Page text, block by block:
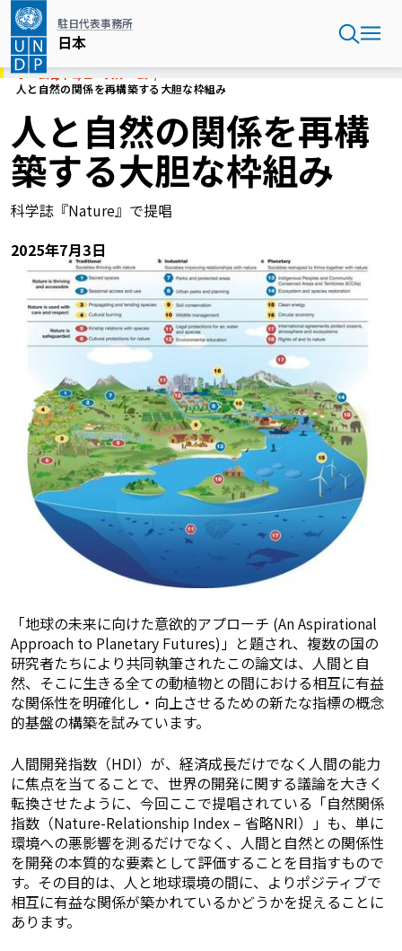
ン
コ
ツ
に
移
動
駐日代表事務所
日本
ホーム
人と自然の関係を再構築する大胆な枠組み
人と自然の関係を再構
築する大胆な枠組み
科学誌『Nature』で提唱
2025年7月3日
「地球の未来に向けた意欲的アプローチ (An Aspirational
Approach to Planetary Futures)」と題され、複数の国の
研究者たちにより共同執筆されたこの論文は、人間と自
然、そこに生きる全ての動植物との間における相互に有益
な関係性を明確化し・向上させるための新たな指標の概念
的基盤の構築を試みています。
人間開発指数（HDI）が、経済成長だけでなく人間の能力
に焦点を当てることで、世界の開発に関する議論を大きく
転換させたように、今回ここで提唱されている「自然関係
指数（Nature-Relationship Index – 省略NRI）」も、単に
環境への悪影響を測るだけでなく、人間と自然との関係性
を開発の本質的な要素として評価することを目指すもので
す。その目的は、人と地球環境の間に、よりポジティブで
相互に有益な関係が築かれているかどうかを捉えることに
あります。